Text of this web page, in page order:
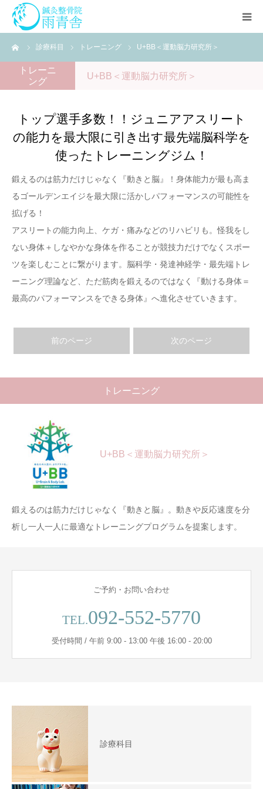
診療科目 トレーニング U+BB＜運動脳力研究所＞
トレーニ
ング
U+BB＜運動脳力研究所＞
トップ選手多数！！ジュニアアスリート
の能力を最大限に引き出す最先端脳科学を
使ったトレーニングジム！
鍛えるのは筋力だけじゃなく『動きと脳』！身体能力が最も高ま
るゴールデンエイジを最大限に活かしパフォーマンスの可能性を
拡げる！
アスリートの能力向上、ケガ・痛みなどのリハビリも。怪我をし
ない身体＋しなやかな身体を作ることが競技力だけでなくスポー
ツを楽しむことに繋がります。脳科学・発達神経学・最先端トレ
ーニング理論など、ただ筋肉を鍛えるのではなく『動ける身体＝
最高のパフォーマンスをできる身体』へ進化させていきます。
前のページ 次のページ
トレーニング
U+BB＜運動脳力研究所＞
鍛えるのは筋力だけじゃなく『動きと脳』。動きや反応速度を分
析し一人一人に最適なトレーニングプログラムを提案します。
ご予約・お問い合わせ
TEL.092-552-5770
受付時間 / 午前 9:00 - 13:00 午後 16:00 - 20:00
診療科目
治療の流れ
診療科目
アクセス
セミナー
スタッフ
よくある質問